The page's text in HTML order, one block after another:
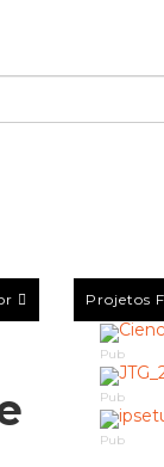
Projetos
Pub
Pub
Pub